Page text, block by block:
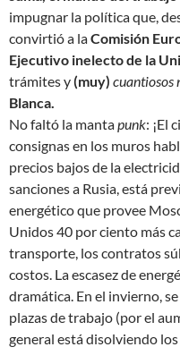
impugnar la política que,
convirtió a laComisión
Ejecutivo inelecto de la
trámites y(muy) cuantiosos
Blanca.
No faltó la mantapunk: ¡El
consignas en los muros
precios bajos de la
sanciones a Rusia, está
energético que provee
Unidos 40 por ciento más
transporte, los contratos
costos. La escasez de
dramática. En el invierno,
plazas de trabajo (por el
general está disolviendo